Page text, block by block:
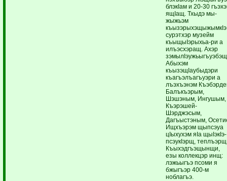
блэкIам и 20-30
ящIащ. Тхыдэ мы-
жыжьэм
сурэтхэр музейм
къыщыIэрыхьа-ри а
илъэсхэращ. Ахэр
Абыхэм
къызэщIаубыдэри
къагъэлъагъуэри а
лъэхъэнэм
Балъкъэрым,
Шэшэным, Ингушым,
Къэрэшей-
Шэрджэсым,
Дагъыстэным,
Ищхъэрэм щыпсэуа
цIыхухэм яIа щыIэкIэ-
псэукIэрщ,
Къыхэдгъэщынщи,
езы коллекцэр инщ:
лэжьыгъэ псоми я
бжыгъэр 400-м
ноблагъэ.